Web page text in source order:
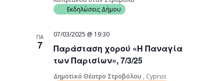
Εκδηλώσεις Δήμου
ΠΑ
7
Παράσταση χορού «Η Παναγία
των Παρισίων», 7/3/25
07/03/2025 @ 19:30
Δημοτικό Θέατρο Στροβόλου , Cyprus